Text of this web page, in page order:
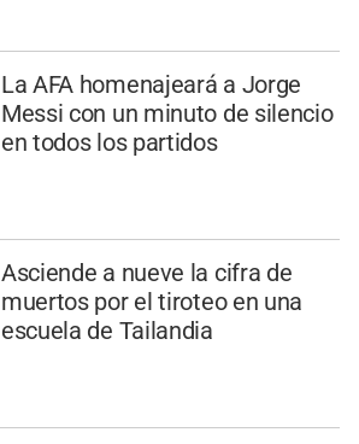
La AFA homenajeará a Jorge
Messi con un minuto de silencio
en todos los partidos
Asciende a nueve la cifra de
muertos por el tiroteo en una
escuela de Tailandia